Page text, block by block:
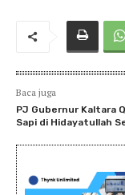
Baca juga
PJ Gubernur Kaltara
Sapi di Hidayatullah